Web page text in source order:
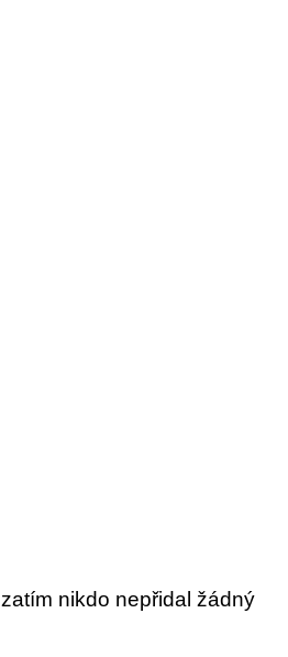
zatím nikdo nepřidal žádný